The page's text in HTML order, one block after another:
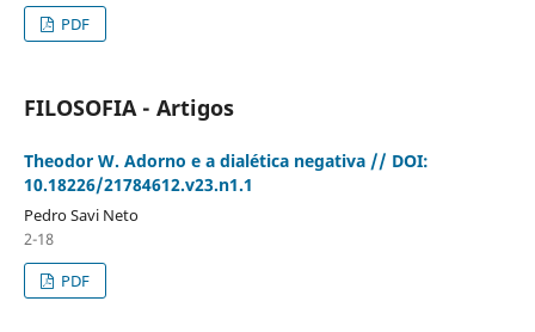
PDF
FILOSOFIA - Artigos
Theodor W. Adorno e a dialética negativa // DOI:
10.18226/21784612.v23.n1.1
Pedro Savi Neto
2-18
PDF